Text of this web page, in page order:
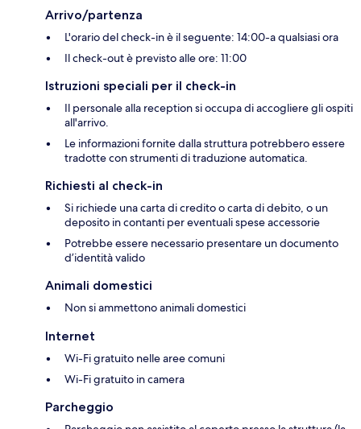
Arrivo/partenza
L'orario del check-in è il seguente: 14:00-a qualsiasi ora
Il check-out è previsto alle ore: 11:00
Istruzioni speciali per il check-in
Il personale alla reception si occupa di accogliere gli ospiti
all'arrivo.
Le informazioni fornite dalla struttura potrebbero essere
tradotte con strumenti di traduzione automatica.
Richiesti al check-in
Si richiede una carta di credito o carta di debito, o un
deposito in contanti per eventuali spese accessorie
Potrebbe essere necessario presentare un documento
d’identità valido
Animali domestici
Non si ammettono animali domestici
Internet
Wi-Fi gratuito nelle aree comuni
Wi-Fi gratuito in camera
Parcheggio